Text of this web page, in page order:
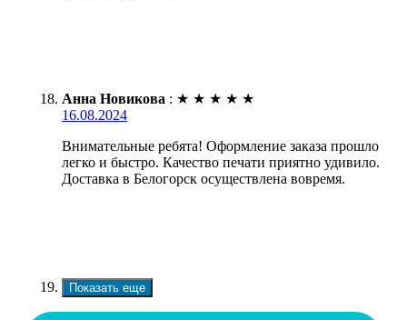
Анна Новикова : ★ ★ ★ ★ ★
16.08.2024
Внимательные ребята! Оформление заказа прошло
легко и быстро. Качество печати приятно удивило.
Доставка в Белогорск осуществлена вовремя.
Показать еще